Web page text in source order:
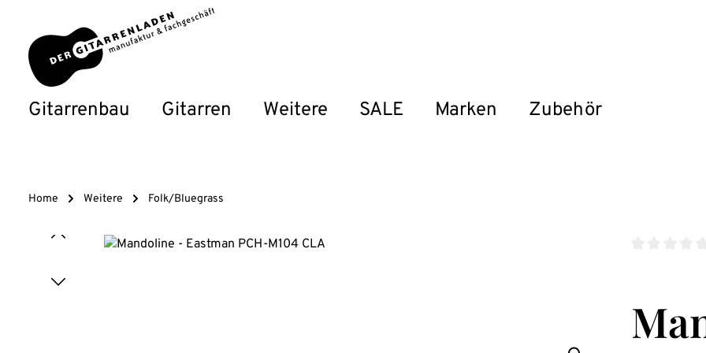
Zur Hauptnavigation springen
Gitarrenbau Gitarren Weitere SALE Marken Zubehör
Home Weitere Folk/Bluegrass
Bildergalerie überspringen